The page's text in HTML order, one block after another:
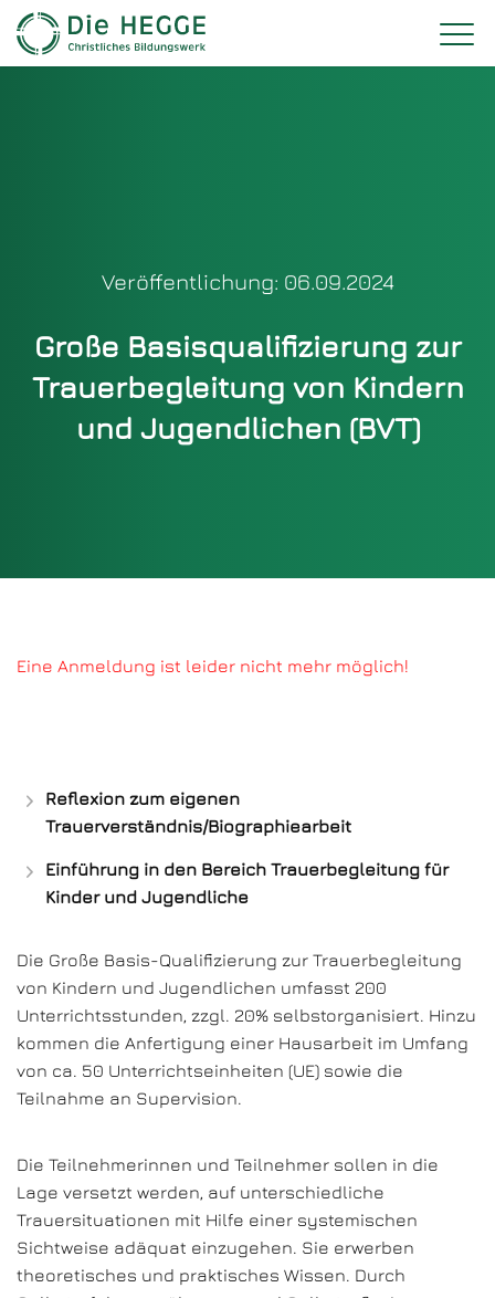
Veröffentlichung: 06.09.2024
Große Basisqualifizierung zur
Trauerbegleitung von Kindern
und Jugendlichen (BVT)
Eine Anmeldung ist leider nicht mehr möglich!
Reflexion zum eigenen
Trauerverständnis/Biographiearbeit
Einführung in den Bereich Trauerbegleitung für
Kinder und Jugendliche
Die Große Basis-Qualifizierung zur Trauerbegleitung
von Kindern und Jugendlichen umfasst 200
Unterrichtsstunden, zzgl. 20% selbstorganisiert. Hinzu
kommen die Anfertigung einer Hausarbeit im Umfang
von ca. 50 Unterrichtseinheiten (UE) sowie die
Teilnahme an Supervision.
Die Teilnehmerinnen und Teilnehmer sollen in die
Lage versetzt werden, auf unterschiedliche
Trauersituationen mit Hilfe einer systemischen
Sichtweise adäquat einzugehen. Sie erwerben
theoretisches und praktisches Wissen. Durch